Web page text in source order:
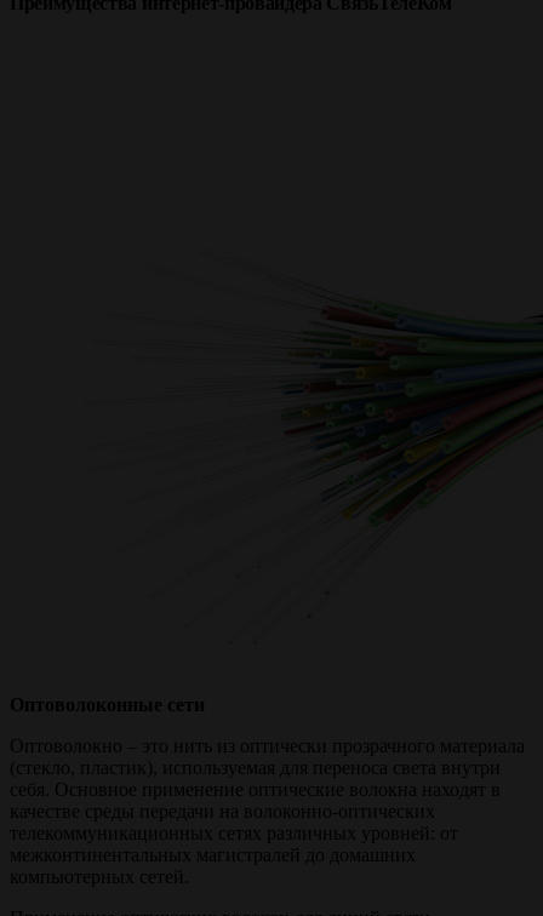
Оптоволоконные сети
Оптоволокно – это нить из оптически прозрачного материала
(стекло, пластик), используемая для переноса света внутри
себя. Основное применение оптические волокна находят в
качестве среды передачи на волоконно-оптических
телекоммуникационных сетях различных уровней: от
межконтинентальных магистралей до домашних
компьютерных сетей.